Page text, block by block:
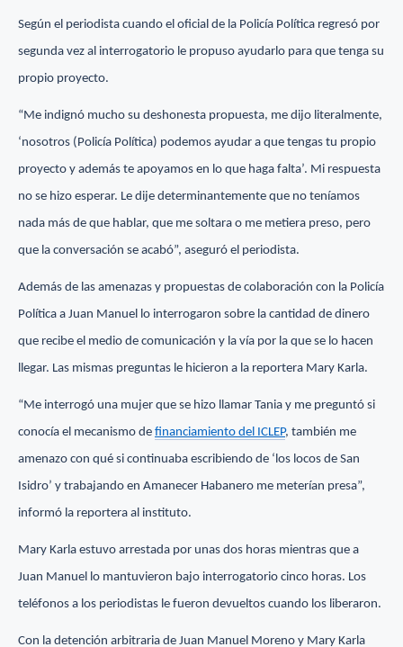
Según el periodista cuando el oficial de la Policía Política regresó por
segunda vez al interrogatorio le propuso ayudarlo para que tenga su
propio proyecto.
“Me indignó mucho su deshonesta propuesta, me dijo literalmente,
‘nosotros (Policía Política) podemos ayudar a que tengas tu propio
proyecto y además te apoyamos en lo que haga falta’. Mi respuesta
no se hizo esperar. Le dije determinantemente que no teníamos
nada más de que hablar, que me soltara o me metiera preso, pero
que la conversación se acabó”, aseguró el periodista.
Además de las amenazas y propuestas de colaboración con la Policía
Política a Juan Manuel lo interrogaron sobre la cantidad de dinero
que recibe el medio de comunicación y la vía por la que se lo hacen
llegar. Las mismas preguntas le hicieron a la reportera Mary Karla.
“Me interrogó una mujer que se hizo llamar Tania y me preguntó si
conocía el mecanismo de financiamiento del ICLEP, también me
amenazo con qué si continuaba escribiendo de ‘los locos de San
Isidro’ y trabajando en Amanecer Habanero me meterían presa”,
informó la reportera al instituto.
Mary Karla estuvo arrestada por unas dos horas mientras que a
Juan Manuel lo mantuvieron bajo interrogatorio cinco horas. Los
teléfonos a los periodistas le fueron devueltos cuando los liberaron.
Con la detención arbitraria de Juan Manuel Moreno y Mary Karla